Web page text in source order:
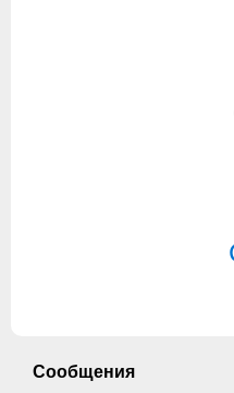
Сообщения